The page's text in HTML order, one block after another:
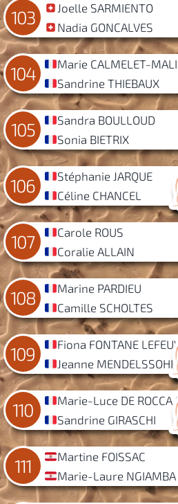
103
Joelle SARMIENTO
Nadia GONCALVES
104
Marie CALMELET-
Sandrine THIEBAUX
105
Sandra BOULLOUD
Sonia BIETRIX
106
Stéphanie JARQUE
Céline CHANCEL
107
Carole ROUS
Coralie ALLAIN
108
Marine PARDIEU
Camille SCHOLTES
109
Fiona FONTANE
Jeanne
110
Marie-Luce DE ROCCA
Sandrine GIRASCHI
111
Martine FOISSAC
Marie-Laure NGIAMBA